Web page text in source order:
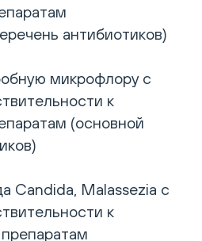
антибиотиков)
микрофлору с
к
(основной
Candida, Malassezia с
к